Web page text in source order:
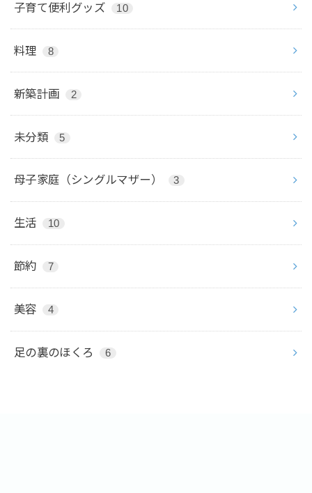
子育て便利グッズ 10
料理 8
新築計画 2
未分類 5
母子家庭（シングルマザー） 3
生活 10
節約 7
美容 4
足の裏のほくろ 6